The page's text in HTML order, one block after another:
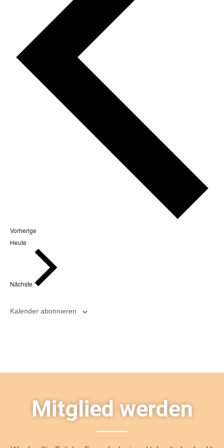
Vorherige
Heute
Nächste
Veranstaltungen
Kalender abonnieren
Mitglied werden